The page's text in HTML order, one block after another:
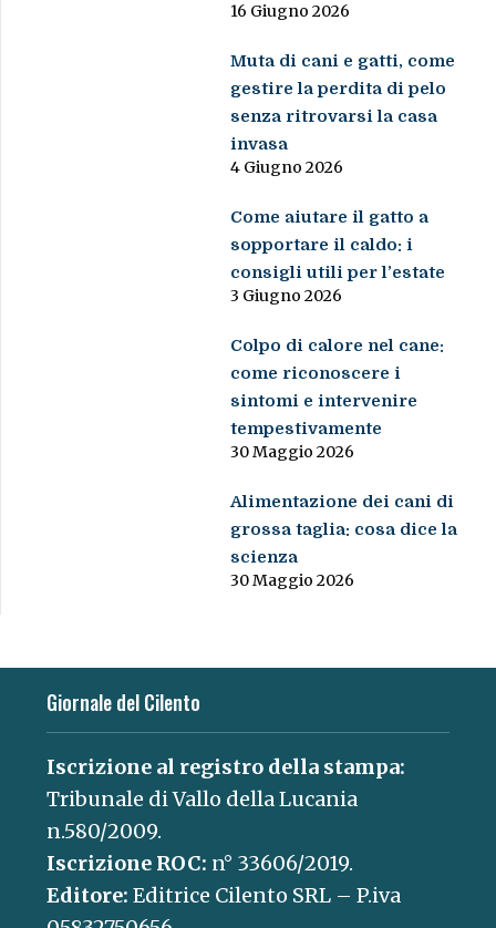
16 Giugno 2026
Muta di cani e gatti, come
gestire la perdita di pelo
senza ritrovarsi la casa
invasa
4 Giugno 2026
Come aiutare il gatto a
sopportare il caldo: i
consigli utili per l’estate
3 Giugno 2026
Colpo di calore nel cane:
come riconoscere i
sintomi e intervenire
tempestivamente
30 Maggio 2026
Alimentazione dei cani di
grossa taglia: cosa dice la
scienza
30 Maggio 2026
Giornale del Cilento
Iscrizione al registro della stampa:
Tribunale di Vallo della Lucania
n.580/2009.
Iscrizione ROC: n° 33606/2019.
Editore: Editrice Cilento SRL – P.iva